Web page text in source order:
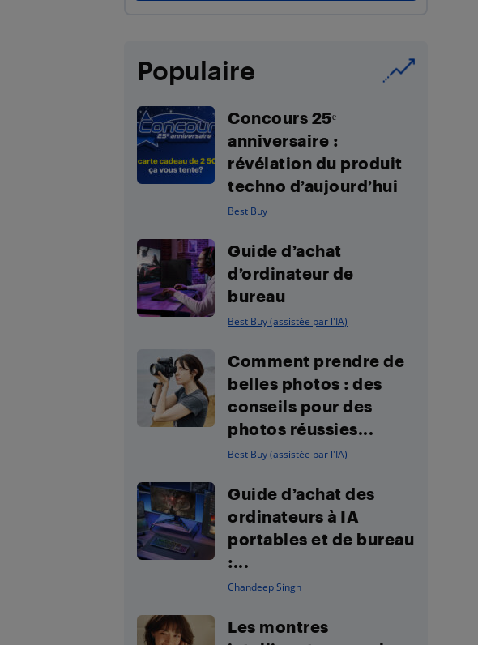
Populaire
Concours 25ᵉ
anniversaire :
révélation du produit
techno d’aujourd’hui
Best Buy
Guide d’achat
d’ordinateur de
bureau
Best Buy (assistée par l'IA)
Comment prendre de
belles photos : des
conseils pour des
photos réussies...
Best Buy (assistée par l'IA)
Guide d’achat des
ordinateurs à IA
portables et de bureau
:...
Chandeep Singh
Les montres